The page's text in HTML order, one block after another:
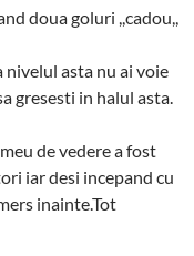
doua goluri ,,cadou,,
nivelul asta nu ai voie
gresesti in halul asta.
de vedere a fost
iar desi incepand cu
inainte.Tot